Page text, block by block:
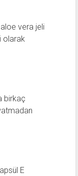
vera jeli
olarak
birkaç
E